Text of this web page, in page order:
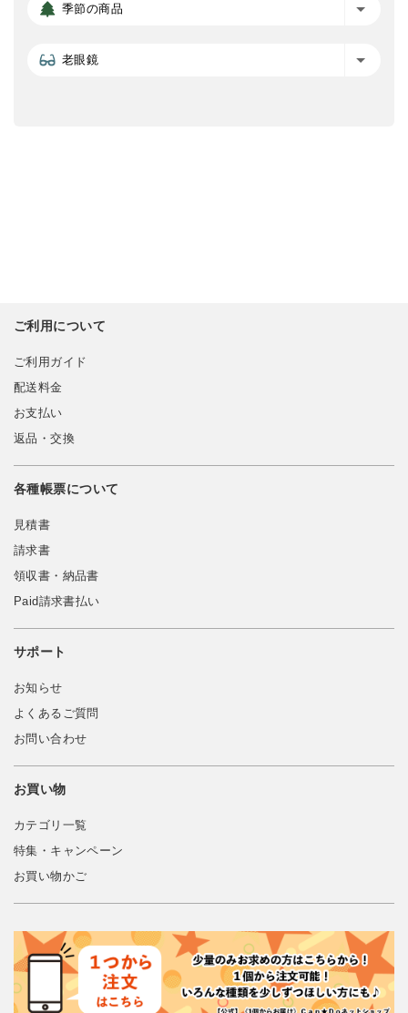
季節の商品
老眼鏡
ご利用について
ご利用ガイド
配送料金
お支払い
返品・交換
各種帳票について
見積書
請求書
領収書・納品書
Paid請求書払い
サポート
お知らせ
よくあるご質問
お問い合わせ
お買い物
カテゴリ一覧
特集・キャンペーン
お買い物かご